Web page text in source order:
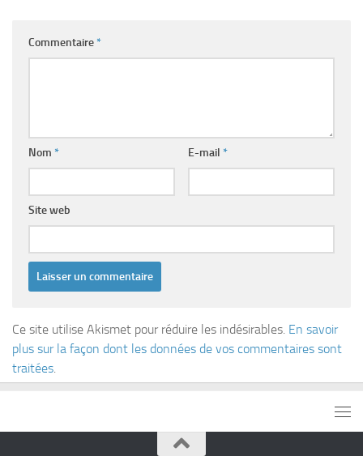
Commentaire*
Nom * E-mail *
Site web
Ce site utilise Akismet pour réduire les indésirables. En savoir
plus sur la façon dont les données de vos commentaires sont
traitées